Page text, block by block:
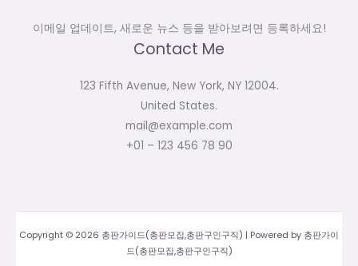
이메일 업데이트, 새로운 뉴스 등을 받아보려면 등록하세요!
Contact Me
123 Fifth Avenue, New York, NY 12004.
United States.
mail@example.com
+01 – 123 456 78 90
Copyright © 2026 총판가이드(총판모집,총판구인구직) | Powered by 총판가이
드(총판모집,총판구인구직)